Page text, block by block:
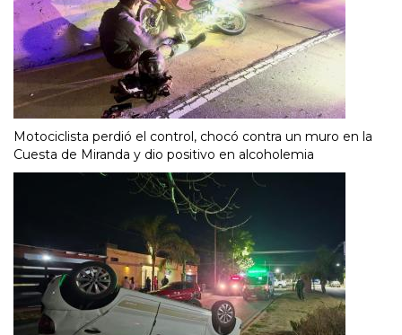
Motociclista perdió el control, chocó contra un muro en la
Cuesta de Miranda y dio positivo en alcoholemia